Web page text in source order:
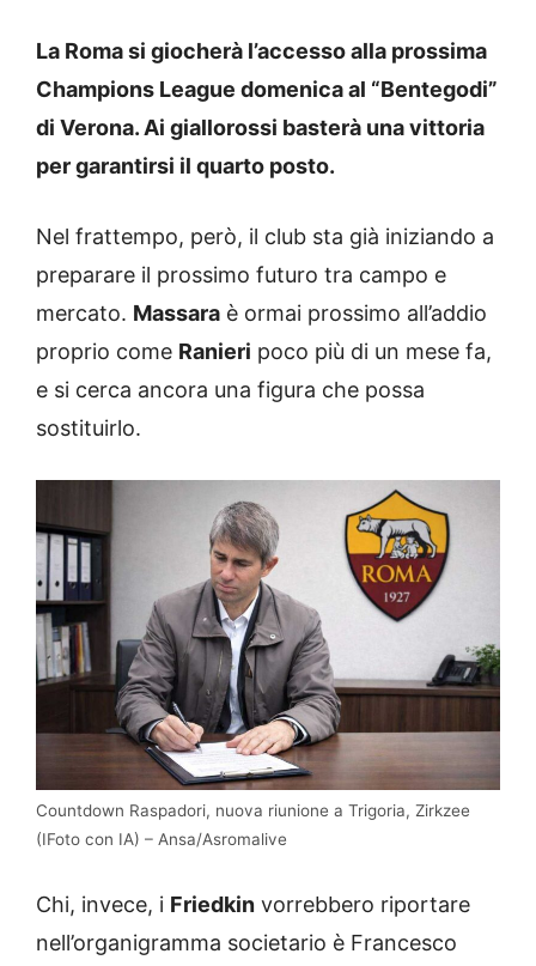
La Roma si giocherà l’accesso alla prossima
Champions League domenica al “Bentegodi”
di Verona. Ai giallorossi basterà una vittoria
per garantirsi il quarto posto.
Nel frattempo, però, il club sta già iniziando a
preparare il prossimo futuro tra campo e
mercato. Massara è ormai prossimo all’addio
proprio come Ranieri poco più di un mese fa,
e si cerca ancora una figura che possa
sostituirlo.
Countdown Raspadori, nuova riunione a Trigoria, Zirkzee
(IFoto con IA) – Ansa/Asromalive
Chi, invece, i Friedkin vorrebbero riportare
nell’organigramma societario è Francesco